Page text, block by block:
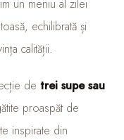
un meniu al zilei
echilibrată și
calității.
de trei supe sau
proaspăt de
inspirate din